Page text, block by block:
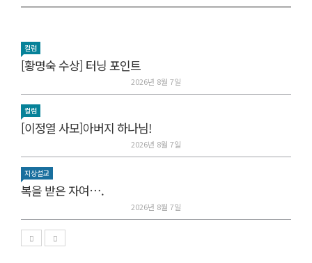
컬럼
[황명숙 수상] 터닝 포인트
2026년 8월 7일
컬럼
[이정열 사모]아버지 하나님!
2026년 8월 7일
지상설교
복을 받은 자여….
2026년 8월 7일